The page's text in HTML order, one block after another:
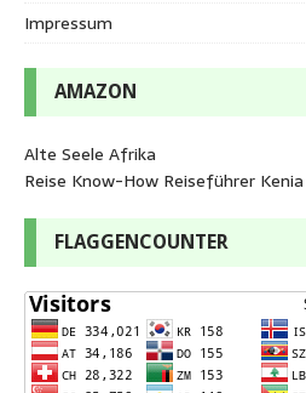
Impressum
AMAZON
Alte Seele Afrika
Reise Know-How Reiseführer Kenia
FLAGGENCOUNTER